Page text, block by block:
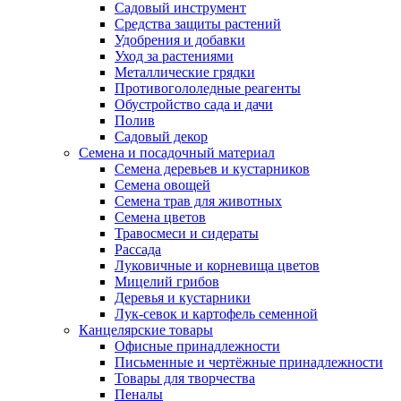
Садовый инструмент
Средства защиты растений
Удобрения и добавки
Уход за растениями
Металлические грядки
Противогололедные реагенты
Обустройство сада и дачи
Полив
Садовый декор
Семена и посадочный материал
Семена деревьев и кустарников
Семена овощей
Семена трав для животных
Семена цветов
Травосмеси и сидераты
Рассада
Луковичные и корневища цветов
Мицелий грибов
Деревья и кустарники
Лук-севок и картофель семенной
Канцелярские товары
Офисные принадлежности
Письменные и чертёжные принадлежности
Товары для творчества
Пеналы